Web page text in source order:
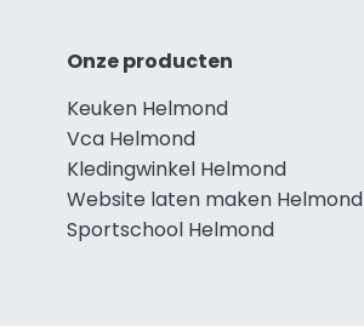
Onze producten
Keuken Helmond
Vca Helmond
Kledingwinkel Helmond
Website laten maken Helmond
Sportschool Helmond